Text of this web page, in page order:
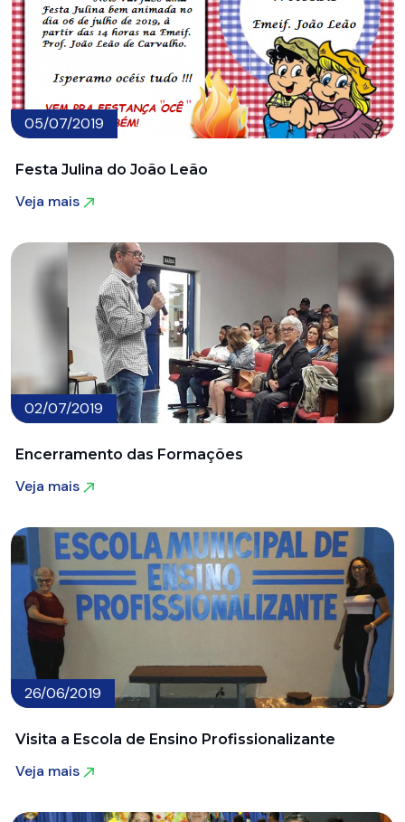
05/07/2019
Festa Julina do João Leão
Veja mais
02/07/2019
Encerramento das Formações
Veja mais
26/06/2019
Visita a Escola de Ensino Profissionalizante
Veja mais